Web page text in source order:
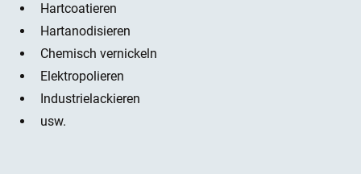
Hartcoatieren
Hartanodisieren
Chemisch vernickeln
Elektropolieren
Industrielackieren
usw.